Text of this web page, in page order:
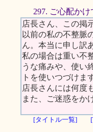
297. ご心配か
店長さん、この掲
以前の私の不整脈
ん。本当に申し訳
私の場合は重い不
うな痛みや、使い
トを使いつづけま
店長さんには何度
また、ご迷惑をか
[タイトル一覧]